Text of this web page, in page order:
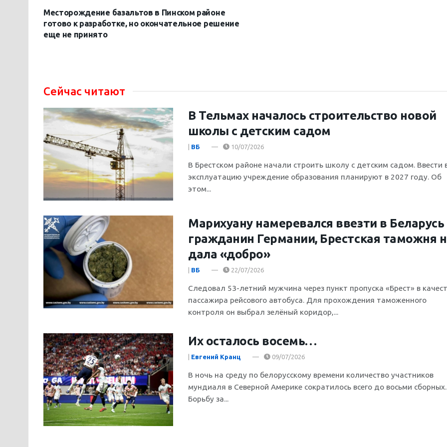
Месторождение базальтов в Пинском районе
готово к разработке, но окончательное решение
еще не принято
Сейчас читают
В Тельмах началось строительство новой
школы с детским садом
ВБ 10/07/2026
В Брестском районе начали строить школу с детским садом. Ввести
эксплуатацию учреждение образования планируют в 2027 году. Об
этом...
Марихуану намеревался ввезти в Беларусь
гражданин Германии, Брестская таможня
дала «добро»
ВБ 22/07/2026
Следовал 53-летний мужчина через пункт пропуска «Брест» в
пассажира рейсового автобуса. Для прохождения таможенного
контроля он выбрал зелёный коридор,...
Их осталось восемь…
Евгений Кранц 09/07/2026
В ночь на среду по белорусскому времени количество участников
мундиаля в Северной Америке сократилось всего до восьми сборных.
Борьбу за...